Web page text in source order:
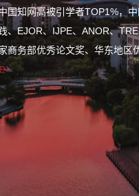
国知网高被引学者TOP1%，
EJOR、IJPE、ANOR、
商务部优秀论文奖、华东地区